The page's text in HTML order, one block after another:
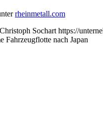
rheinmetall.com
Christoph Sochart https://
Fahrzeugflotte nach Japan